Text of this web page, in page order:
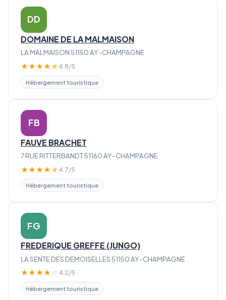
DD
DOMAINE DE LA MALMAISON
LA MALMAISON 51150 AY-CHAMPAGNE
★★★★★ 4.8/5
Hébergement touristique
FB
FAUVE BRACHET
7 RUE RITTERBANDT 51160 AY-CHAMPAGNE
★★★★★ 4.7/5
Hébergement touristique
FG
FREDERIQUE GREFFE (JUNGO)
LA SENTE DES DEMOISELLES 51150 AY-CHAMPAGNE
★★★★ ☆ 4.2/5
Hébergement touristique